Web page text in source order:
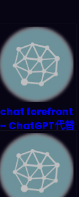
chat forefront
– ChatGPT代替
品,支援GPT4